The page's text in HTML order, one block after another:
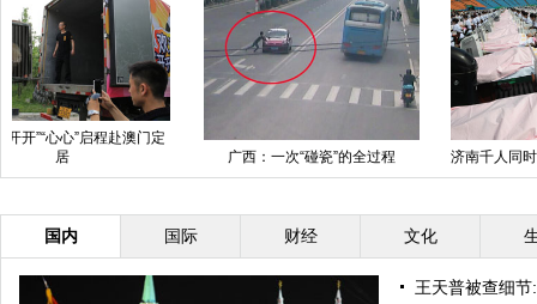
广西：一次“碰瓷”的全过程
济南千人同时美容创吉尼斯世界纪
录
国内 国际 财经 文化
王天普被查细